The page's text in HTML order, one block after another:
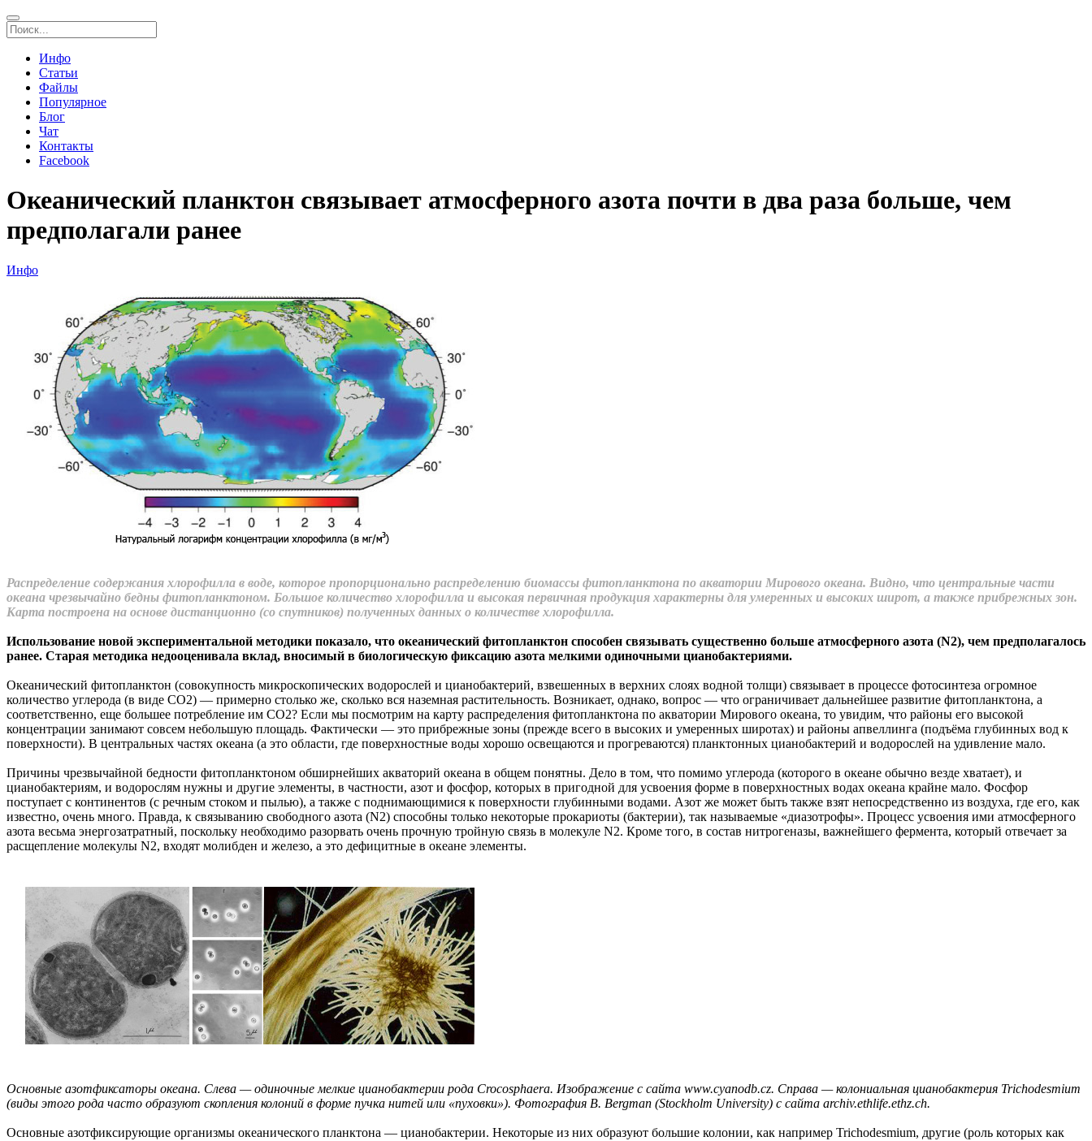
Инфо
Статьи
Файлы
Популярное
Блог
Чат
Контакты
Facebook
Океанический планктон связывает атмосферного азота почти в два раза больше, чем
предполагали ранее
Инфо
Распределение содержания хлорофилла в воде, которое пропорционально распределению биомассы фитопланктона по акватории Мирового океана. Видно, что центральные части
океана чрезвычайно бедны фитопланктоном. Большое количество хлорофилла и высокая первичная продукция характерны для умеренных и высоких широт, а также прибрежных зон.
Карта построена на основе дистанционно (со спутников) полученных данных о количестве хлорофилла.
Использование новой экспериментальной методики показало, что океанический фитопланктон способен связывать существенно больше атмосферного азота (N2), чем предполагалось
ранее. Старая методика недооценивала вклад, вносимый в биологическую фиксацию азота мелкими одиночными цианобактериями.
Океанический фитопланктон (совокупность микроскопических водорослей и цианобактерий, взвешенных в верхних слоях водной толщи) связывает в процессе фотосинтеза огромное
количество углерода (в виде СО2) — примерно столько же, сколько вся наземная растительность. Возникает, однако, вопрос — что ограничивает дальнейшее развитие фитопланктона, а
соответственно, еще большее потребление им СО2? Если мы посмотрим на карту распределения фитопланктона по акватории Мирового океана, то увидим, что районы его высокой
концентрации занимают совсем небольшую площадь. Фактически — это прибрежные зоны (прежде всего в высоких и умеренных широтах) и районы апвеллинга (подъёма глубинных вод к
поверхности). В центральных частях океана (а это области, где поверхностные воды хорошо освещаются и прогреваются) планктонных цианобактерий и водорослей на удивление мало.
Причины чрезвычайной бедности фитопланктоном обширнейших акваторий океана в общем понятны. Дело в том, что помимо углерода (которого в океане обычно везде хватает), и
цианобактериям, и водорослям нужны и другие элементы, в частности, азот и фосфор, которых в пригодной для усвоения форме в поверхностных водах океана крайне мало. Фосфор
поступает с континентов (с речным стоком и пылью), а также с поднимающимися к поверхности глубинными водами. Азот же может быть также взят непосредственно из воздуха, где его, как
известно, очень много. Правда, к связыванию свободного азота (N2) способны только некоторые прокариоты (бактерии), так называемые «диазотрофы». Процесс усвоения ими атмосферного
азота весьма энергозатратный, поскольку необходимо разорвать очень прочную тройную связь в молекуле N2. Кроме того, в состав нитрогеназы, важнейшего фермента, который отвечает за
расщепление молекулы N2, входят молибден и железо, а это дефицитные в океане элементы.
Основные азотфиксаторы океана. Слева — одиночные мелкие цианобактерии рода Crocosphaera. Изображение с сайта www.cyanodb.cz. Справа — колониальная цианобактерия Trichodesmium
(виды этого рода часто образуют скопления колоний в форме пучка нитей или «пуховки»). Фотография B. Bergman (Stockholm University) с сайта archiv.ethlife.ethz.ch.
Основные азотфиксирующие организмы океанического планктона — цианобактерии. Некоторые из них образуют большие колонии, как например Trichodesmium, другие (роль которых как